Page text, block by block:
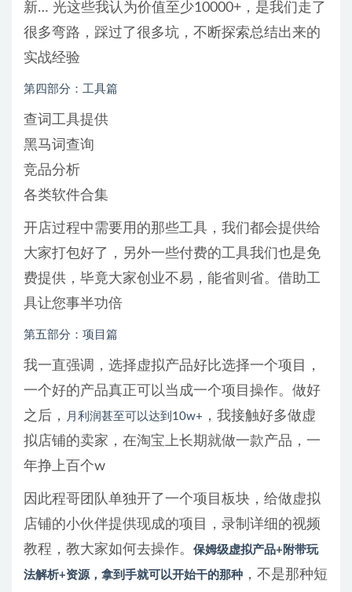
新… 光这些我认为价值至少10000+，是我们走了
很多弯路，踩过了很多坑，不断探索总结出来的
实战经验
第四部分：工具篇
查词工具提供
黑马词查询
竞品分析
各类软件合集
开店过程中需要用的那些工具，我们都会提供给
大家打包好了，另外一些付费的工具我们也是免
费提供，毕竟大家创业不易，能省则省。借助工
具让您事半功倍
第五部分：项目篇
我一直强调，选择虚拟产品好比选择一个项目，
一个好的产品真正可以当成一个项目操作。做好
之后，
月利润甚至可以达到10w+ ，我接触好多做虚
拟店铺的卖家，在淘宝上长期就做一款产品，一
年挣上百个w
因此程哥团队单独开了一个项目板块，给做虚拟
店铺的小伙伴提供现成的项目，录制详细的视频
教程，教大家如何去操作。 保姆级虚拟产品+附带玩
法解析+资源，拿到手就可以开始干的那种 ，不是那种短